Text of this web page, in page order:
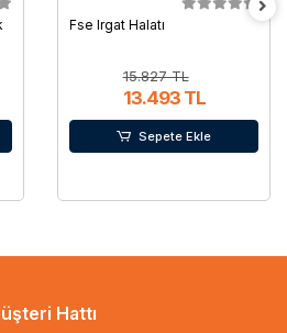
Fse Irgat Halatı
15.827 TL
13.493 TL
Sepete Ekle
Hattı